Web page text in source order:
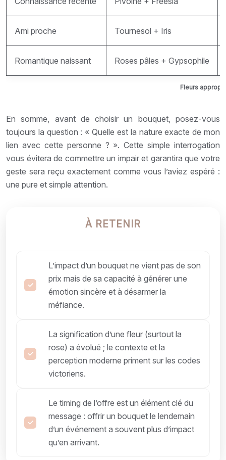
Fleurs
Ami proche Tournesol + Iris
Romantique naissant Roses pâles + Gypsophile
En somme, avant de choisir un bouquet, posez-vous
toujours la question : « Quelle est la nature exacte de mon
lien avec cette personne ? ». Cette simple interrogation
vous évitera de commettre un impair et garantira que votre
geste sera reçu exactement comme vous l’aviez espéré :
une pure et simple attention.
À RETENIR
L’impact d’un bouquet ne vient pas de son
prix mais de sa capacité à générer une
émotion sincère et à désarmer la
méfiance.
La signification d’une fleur (surtout la
rose) a évolué ; le contexte et la
perception moderne priment sur les codes
victoriens.
Le timing de l’offre est un élément clé du
message : offrir un bouquet le lendemain
d’un événement a souvent plus d’impact
qu’en arrivant.